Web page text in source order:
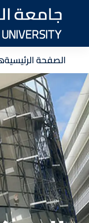
contentالصفحة الرئيسية